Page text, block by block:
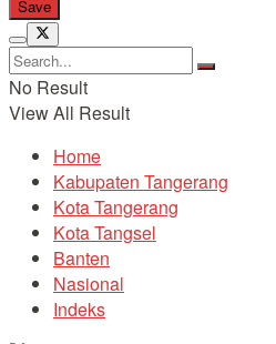
No Result
View All Result
Home
Kabupaten Tangerang
Kota Tangerang
Kota Tangsel
Banten
Nasional
Indeks